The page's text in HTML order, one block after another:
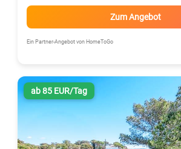
Zum Angebot
Ein Partner-Angebot von HomeToGo
ab 85 EUR/Tag